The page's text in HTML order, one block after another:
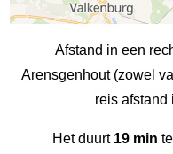
Afstand in een
Arensgenhout (zowel
reis afstand
Het duurt 19 min